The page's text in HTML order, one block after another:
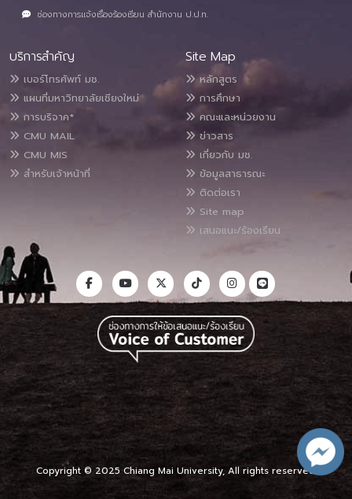
ช่องทางการแจ้งเรื่องร้องเรียน สำนักงาน ป.ป.ท.
บริการสำคัญ
เบอร์โทรศัพท์ มช.
แผนที่มหาวิทยาลัยเชียงใหม่
การบริจาค*
CMU MAIL
CMU MIS
สำหรับเจ้าหน้าที่
Site Map
หลักสูตร
การศึกษา
คณะและหน่วยงาน
ข่าวสาร
เกี่ยวกับ มช.
ข้อมูลสาธารณะ
ติดต่อเรา
Site map
เสนอแนะ/ร้องเรียน
Copyright © 2025 Chiang Mai University, All rights reserved.